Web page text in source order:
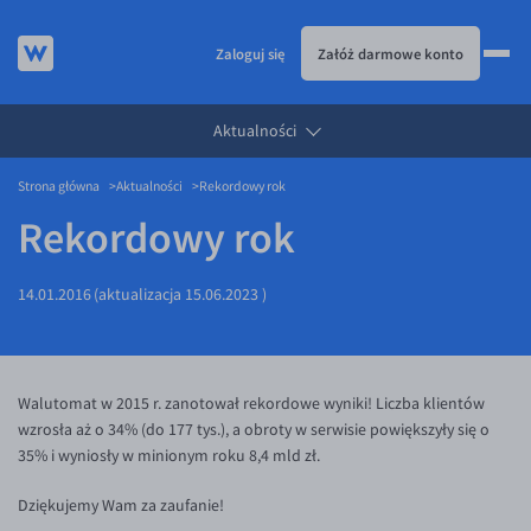
KURSY WALUT
Kursy walut
EUR/PLN
GBP/PLN
CZK/PLN
DKK/PLN
NOK/PLN
SEK/PLN
KARTA WIELOWALUTOWA
Karta wielowalutowa
PRZELEWY ZAGRANICZNE
Dla firm
API dla biznesu
Partnerstwa
Walutomat Business
Program Afiliacyjny
JAK TO DZIAŁA
Jak to działa
Prowizje i rabaty
Metody płatności
Banki i przelewy
BLOG
Blog
Aktualności
Komentarze walutowe
Zaloguj się Załóż darmowe konto
Aktualności
Strona główna Aktualności Rekordowy rok
Rekordowy rok
14.01.2016(aktualizacja 15.06.2023 )
Walutomat w 2015 r. zanotował rekordowe wyniki! Liczba klientów
wzrosła aż o 34% (do 177 tys.), a obroty w serwisie powiększyły się o
35% i wyniosły w minionym roku 8,4 mld zł.
Dziękujemy Wam za zaufanie!